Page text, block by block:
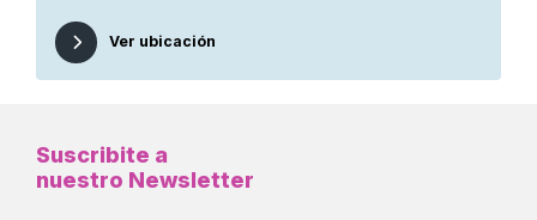
Ver ubicación
Suscribite a
nuestro Newsletter